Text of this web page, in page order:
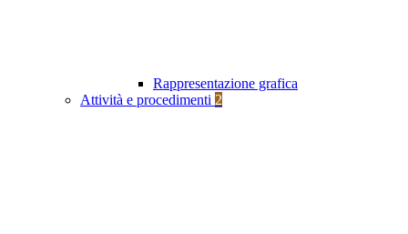
Rappresentazione grafica
Attività e procedimenti 2